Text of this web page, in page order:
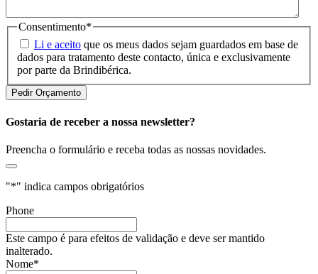
Consentimento*
Li e aceito que os meus dados sejam guardados em base de
dados para tratamento deste contacto, única e exclusivamente
por parte da Brindibérica.
Gostaria de receber a nossa newsletter?
Preencha o formulário e receba todas as nossas novidades.
"*" indica campos obrigatórios
Phone
Este campo é para efeitos de validação e deve ser mantido
inalterado.
Nome*